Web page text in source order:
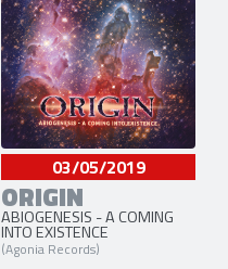
03/05/2019
ORIGIN
ABIOGENESIS - A COMING
INTO EXISTENCE
(Agonia Records)